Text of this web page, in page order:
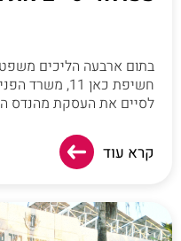
בתום ארבעה הליכים
חשיפת כאן 11,
לסיים את העסקת מהנדס
קרא עוד